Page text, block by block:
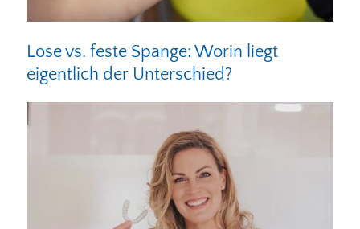
Lose vs. feste Spange: Worin liegt
eigentlich der Unterschied?